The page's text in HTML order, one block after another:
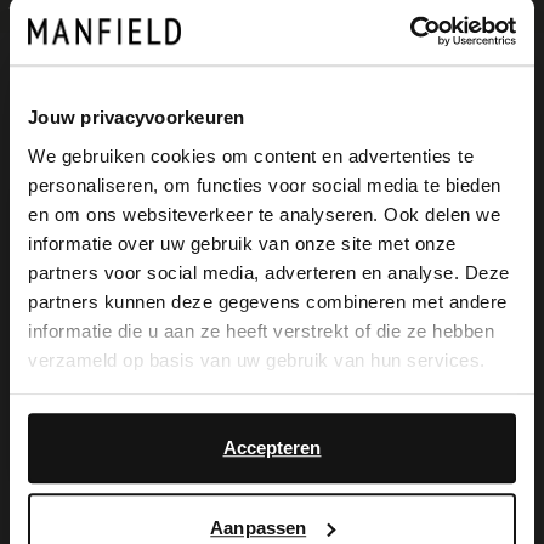
Jouw privacyvoorkeuren
We gebruiken cookies om content en advertenties te
personaliseren, om functies voor social media te bieden
en om ons websiteverkeer te analyseren. Ook delen we
informatie over uw gebruik van onze site met onze
partners voor social media, adverteren en analyse. Deze
partners kunnen deze gegevens combineren met andere
informatie die u aan ze heeft verstrekt of die ze hebben
verzameld op basis van uw gebruik van hun services.
Accepteren
Aanpassen
Burgundy suède slingbacks van Manfield
met een elastieken sluiting, puntige neus
en een trechterhak van 6 cm. We
adviseren als verzorging en bescherming
de suède/nubuck spray in transparant.
Alles over dit product
×
View this website in English?
It looks like your language isn't Dutch. Would
you like to switch to English?
English